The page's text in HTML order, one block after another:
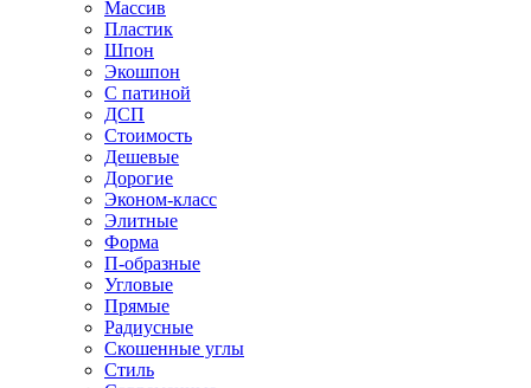
Массив
Пластик
Шпон
Экошпон
С патиной
ДСП
Стоимость
Дешевые
Дорогие
Эконом-класс
Элитные
Форма
П-образные
Угловые
Прямые
Радиусные
Скошенные углы
Стиль